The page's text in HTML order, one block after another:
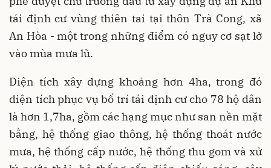
tái định cư vùng thiên tai tại thôn Trà Cong, xã
An Hòa - một trong những điểm có nguy cơ sạt lở
vào mùa mưa lũ.
Diện tích xây dựng khoảng hơn 4ha, trong đó
diện tích phục vụ bố trí tái định cư cho 78 hộ dân
là hơn 1,7ha, gồm các hạng mục như san nền mặt
bằng, hệ thống giao thông, hệ thống thoát nước
mưa, hệ thống cấp nước, hệ thống thu gom và xử